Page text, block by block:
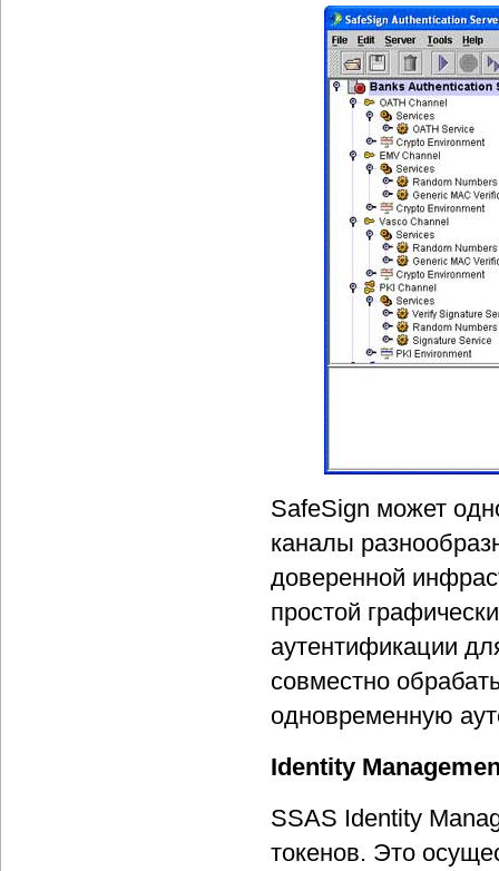
SafeSign может
каналы
доверенной
простой
аутентификации
совместно
одновременную
Identity
SSAS Identity
токенов. Это